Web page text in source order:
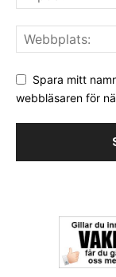
Spara mitt
webbläsaren för